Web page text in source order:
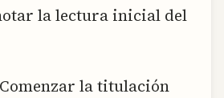
la lectura inicial del
la titulación